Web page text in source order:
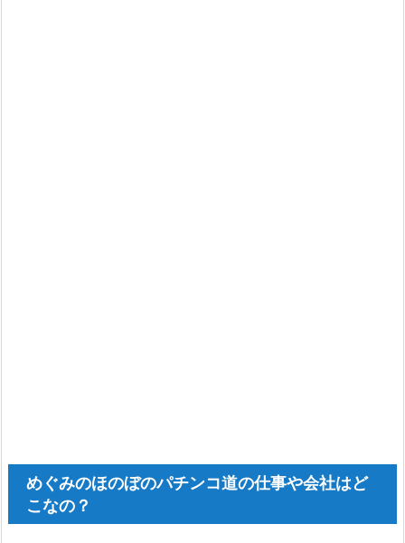
めぐみのほのぼのパチンコ道の仕事や会社はど
こなの？